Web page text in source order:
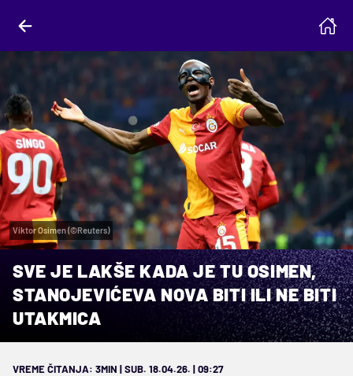
Viktor Osimen (©Reuters)
SVE JE LAKŠE KADA JE TU OSIMEN,
STANOJEVIĆEVA NOVA BITI ILI NE BITI
UTAKMICA
VREME ČITANJA: 3MIN | SUB. 18.04.26. | 09:27